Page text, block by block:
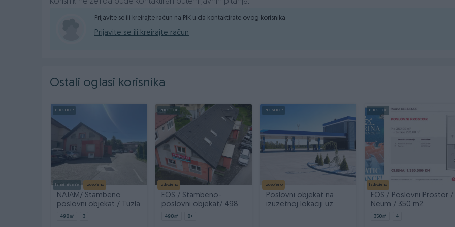
📞 | +387 63 692 117
📞 | +387 33 569 279Prijavite se ili kreirajte račun na PIK-u da kontaktirate ovog korisnika.
Prijavite se ili kreirajte račun
Ostali oglasi korisnika
PIK SHOP
Iznajmljivanje Izdvojeno
NAJAM/ Stambeno
poslovni objekat / Tuzla
498㎡ 3
PIK SHOP
Izdvojeno
EOS / Stambeno-
poslovni objekat/ 498
m2 / Tuzla
498㎡ 8+
PIK SHOP
Izdvojeno
Poslovni objekat na
izuzetnoj lokaciji uz
PIK SHOP
Izdvojeno
EOS / Poslovni Prostor /
Neum / 350 m2
350㎡ 4